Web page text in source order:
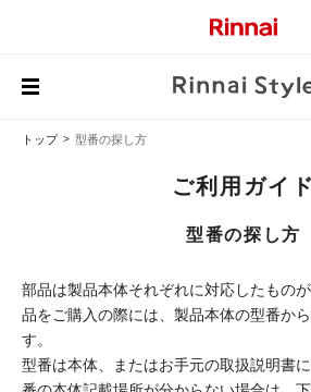
トップ 型番の探し方
ご利用ガイド
型番の探し方
部品は製品本体それぞれに対応したもの
品をご購入の際には、製品本体の型番か
す。
型番は本体、またはお手元の取扱説明書